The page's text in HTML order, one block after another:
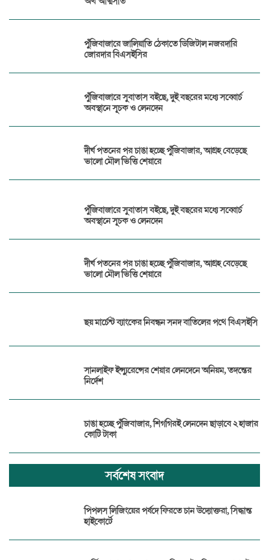
পুঁজিবাজারে জালিয়াতি ঠেকাতে ডিজিটাল নজরদারি
জোরদার বিএসইসির
পুঁজিবাজারে সুবাতাস বইছে, দুই বছরের মধ্যে সব্বোর্চ
অবস্থানে সূচক ও লেনদেন
দীর্ঘ পতনের পর চাঙা হচ্ছে পুঁজিবাজার, আগ্রহ বেড়েছে
ভালো মৌল ভিত্তি শেয়ারে
পুঁজিবাজারে সুবাতাস বইছে, দুই বছরের মধ্যে সব্বোর্চ
অবস্থানে সূচক ও লেনদেন
দীর্ঘ পতনের পর চাঙা হচ্ছে পুঁজিবাজার, আগ্রহ বেড়েছে
ভালো মৌল ভিত্তি শেয়ারে
ছয় মার্চেন্ট ব্যাংকের নিবন্ধন সনদ বাতিলের পথে বিএসইসি
সানলাইফ ইন্স্যুরেন্সের শেয়ার লেনদেনে অনিয়ম, তদন্তের
নির্দেশ
চাঙা হচ্ছে পুঁজিবাজার, শিগগিরই লেনদেন ছাড়াবে ২ হাজার
কোটি টাকা
সর্বশেষ সংবাদ
পিপলস লিজিংয়ের পর্ষদে ফিরতে চান উদ্যোক্তরা, সিদ্ধান্ত
হাইকোর্টে